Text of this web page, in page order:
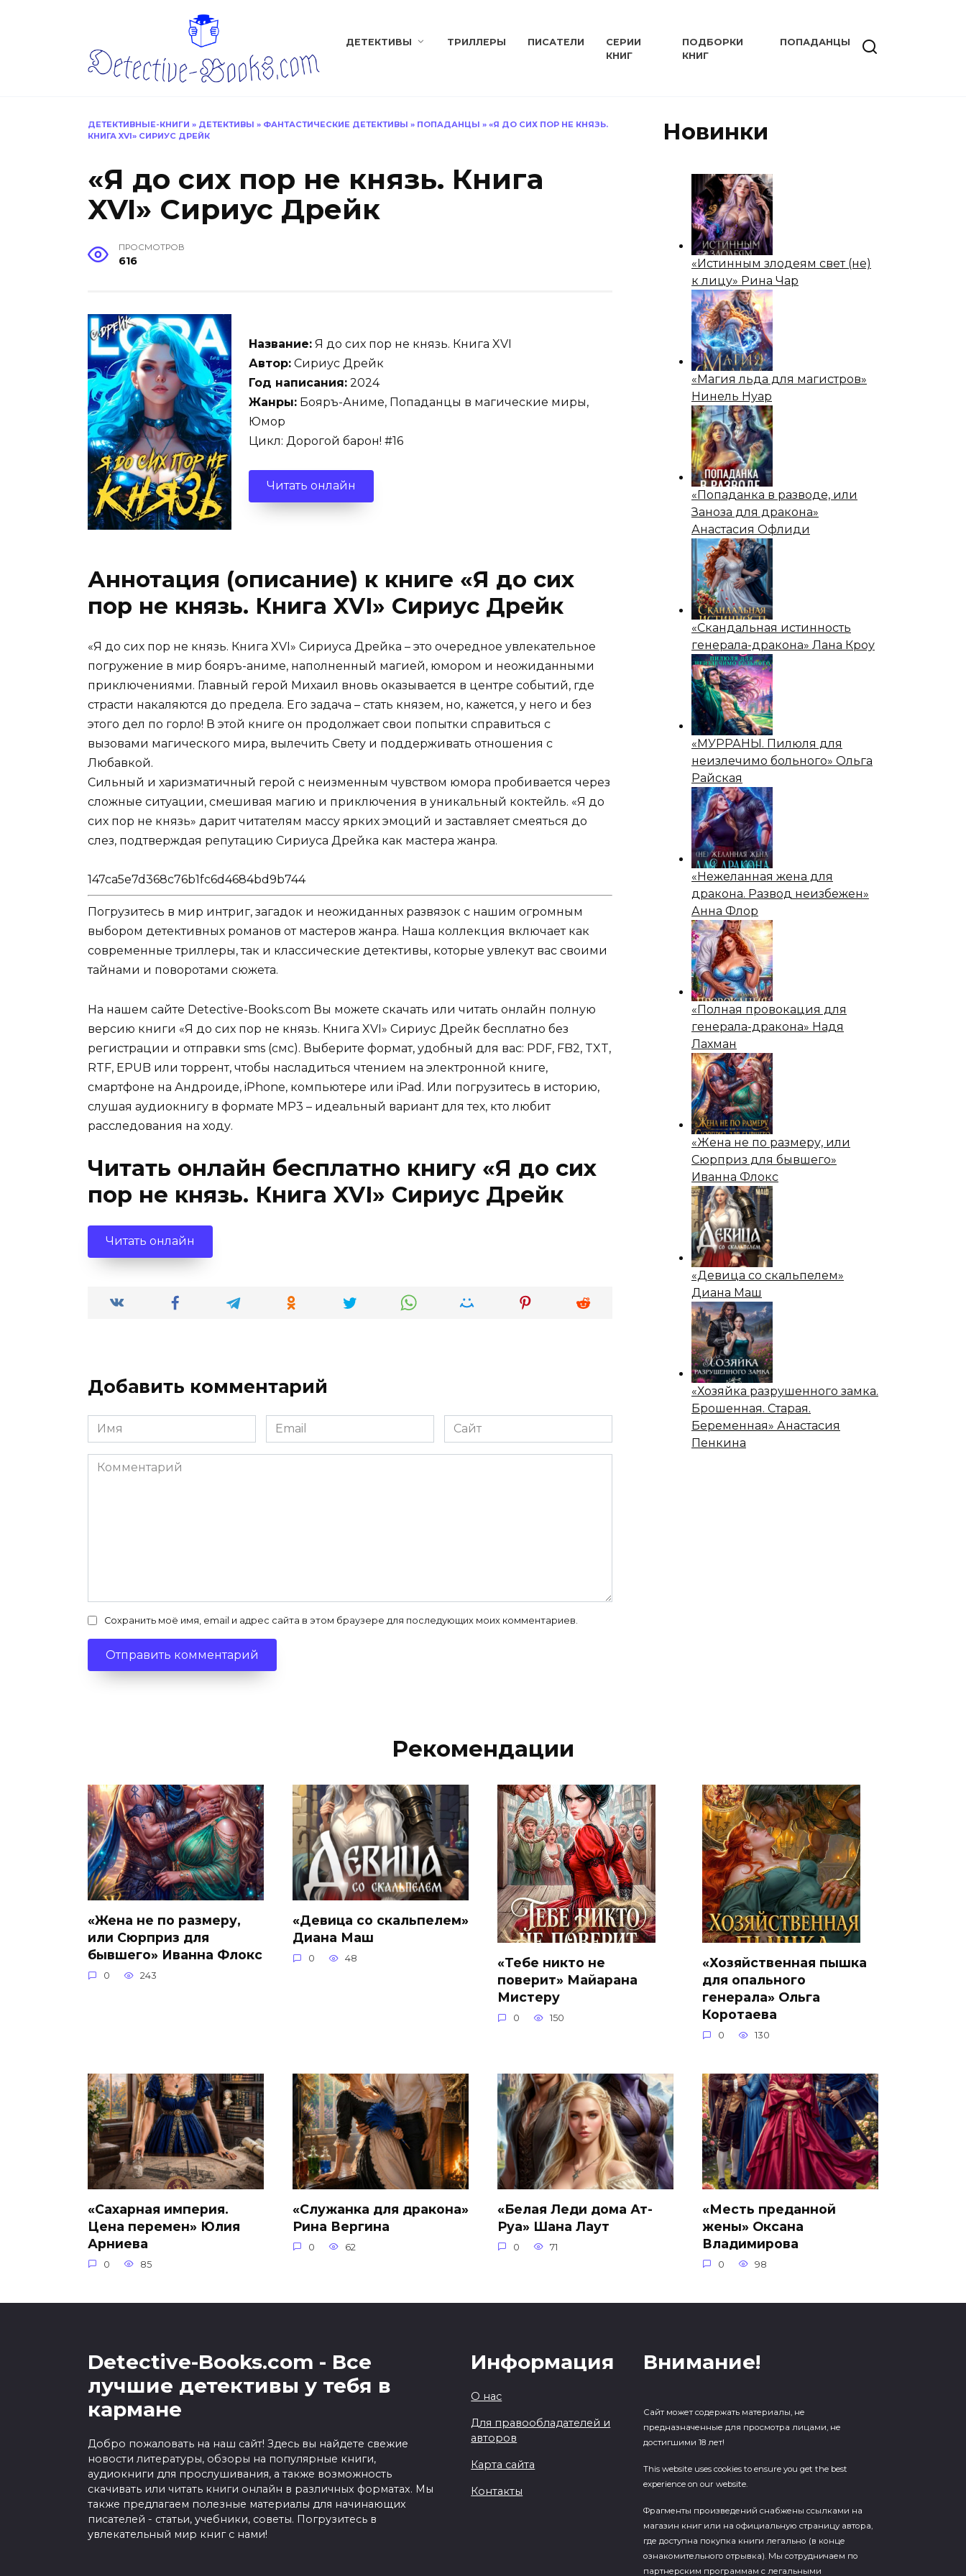
ДЕТЕКТИВЫ ТРИЛЛЕРЫ ПИСАТЕЛИ
СЕРИИ
КНИГ
ПОДБОРКИ
КНИГ
ПОПАДАНЦЫ
ДЕТЕКТИВНЫЕ-КНИГИ » ДЕТЕКТИВЫ » ФАНТАСТИЧЕСКИЕ ДЕТЕКТИВЫ » ПОПАДАНЦЫ » «Я ДО СИХ ПОР НЕ КНЯЗЬ.
КНИГА XVI» СИРИУС ДРЕЙК
«Я до сих пор не князь. Книга
XVI» Сириус Дрейк
ПРОСМОТРОВ
616
Название: Я до сих пор не князь. Книга XVI
Автор: Сириус Дрейк
Год написания: 2024
Жанры: Бояръ-Аниме, Попаданцы в магические миры,
Юмор
Цикл: Дорогой барон! #16
Читать онлайн
Аннотация (описание) к книге «Я до сих
пор не князь. Книга XVI» Сириус Дрейк
«Я до сих пор не князь. Книга XVI» Сириуса Дрейка – это очередное увлекательное
погружение в мир бояръ-аниме, наполненный магией, юмором и неожиданными
приключениями. Главный герой Михаил вновь оказывается в центре событий, где
страсти накаляются до предела. Его задача – стать князем, но, кажется, у него и без
этого дел по горло! В этой книге он продолжает свои попытки справиться с
вызовами магического мира, вылечить Свету и поддерживать отношения с
Любавкой.
Сильный и харизматичный герой с неизменным чувством юмора пробивается через
сложные ситуации, смешивая магию и приключения в уникальный коктейль. «Я до
сих пор не князь» дарит читателям массу ярких эмоций и заставляет смеяться до
слез, подтверждая репутацию Сириуса Дрейка как мастера жанра.
147ca5e7d368c76b1fc6d4684bd9b744
Погрузитесь в мир интриг, загадок и неожиданных развязок с нашим огромным
выбором детективных романов от мастеров жанра. Наша коллекция включает как
современные триллеры, так и классические детективы, которые увлекут вас своими
тайнами и поворотами сюжета.
На нашем сайте Detective-Books.com Вы можете скачать или читать онлайн полную
версию книги «Я до сих пор не князь. Книга XVI» Сириус Дрейк бесплатно без
регистрации и отправки sms (смс). Выберите формат, удобный для вас: PDF, FB2, TXT,
RTF, EPUB или торрент, чтобы насладиться чтением на электронной книге,
смартфоне на Андроиде, iPhone, компьютере или iPad. Или погрузитесь в историю,
слушая аудиокнигу в формате MP3 – идеальный вариант для тех, кто любит
расследования на ходу.
Читать онлайн бесплатно книгу «Я до сих
пор не князь. Книга XVI» Сириус Дрейк
Читать онлайн
Добавить комментарий
Имя
*
Email
*
Сайт
Комментарий
Сохранить моё имя, email и адрес сайта в этом браузере для последующих моих комментариев.
Новинки
«Истинным злодеям свет (не)
к лицу» Рина Чар
«Магия льда для магистров»
Нинель Нуар
«Попаданка в разводе, или
Заноза для дракона»
Анастасия Офлиди
«Скандальная истинность
генерала-дракона» Лана Кроу
«МУРРАНЫ. Пилюля для
неизлечимо больного» Ольга
Райская
«Нежеланная жена для
дракона. Развод неизбежен»
Анна Флор
«Полная провокация для
генерала-дракона» Надя
Лахман
«Жена не по размеру, или
Сюрприз для бывшего»
Иванна Флокс
«Девица со скальпелем»
Диана Маш
«Хозяйка разрушенного замка.
Брошенная. Старая.
Беременная» Анастасия
Пенкина
Рекомендации
«Жена не по размеру,
или Сюрприз для
бывшего» Иванна Флокс
0 243
«Девица со скальпелем»
Диана Маш
0 48
«Тебе никто не
поверит» Майарана
Мистеру
0 150
«Хозяйственная пышка
для опального
генерала» Ольга
Коротаева
0 130
«Сахарная империя.
Цена перемен» Юлия
Арниева
0 85
«Служанка для дракона»
Рина Вергина
0 62
«Белая Леди дома Ат-
Руа» Шана Лаут
0 71
«Месть преданной
жены» Оксана
Владимирова
0 98
Detective-Books.com - Все
лучшие детективы у тебя в
кармане
Добро пожаловать на наш сайт! Здесь вы найдете свежие
новости литературы, обзоры на популярные книги,
аудиокниги для прослушивания, а также возможность
скачивать или читать книги онлайн в различных форматах. Мы
также предлагаем полезные материалы для начинающих
писателей - статьи, учебники, советы. Погрузитесь в
увлекательный мир книг с нами!
Информация
О нас
Для правообладателей и
авторов
Карта сайта
Контакты
Внимание!
Сайт может содержать материалы, не
предназначенные для просмотра лицами, не
достигшими 18 лет!
This website uses cookies to ensure you get the best
experience on our website.
Фрагменты произведений cнабжены ссылками на
магазин книг или на официальную страницу автора,
где доступна покупка книги легально (в конце
ознакомительного отрывка). Мы сотрудничаем по
партнерским программам с легальными